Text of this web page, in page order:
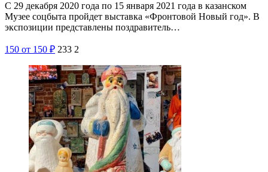
С 29 декабря 2020 года по 15 января 2021 года в казанском
Музее соцбыта пройдет выставка «Фронтовой Новый год». В
экспозиции представлены поздравитель…
150 от 150 ₽ 233 2